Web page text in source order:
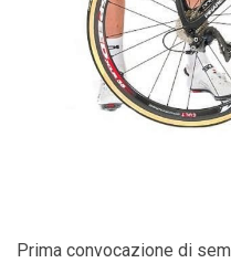
Prima convocazione di